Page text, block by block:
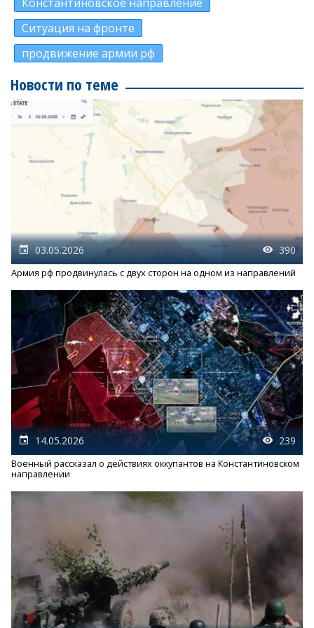
Ситуация на фронте
продвижение армии рф
Новости по теме
03.05.2026 390
Армия рф продвинулась с двух сторон на одном из направлений
14.05.2026 239
Военный рассказал о действиях оккупантов на Константиновском
направлении